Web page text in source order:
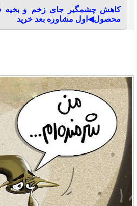
محصول◀اول مشاوره بعد خرید